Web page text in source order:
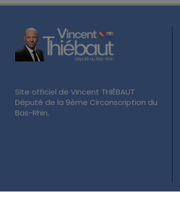
Site officiel de Vincent THIÉBAUT
Député de la 9ème Circonscription du
Bas-Rhin.